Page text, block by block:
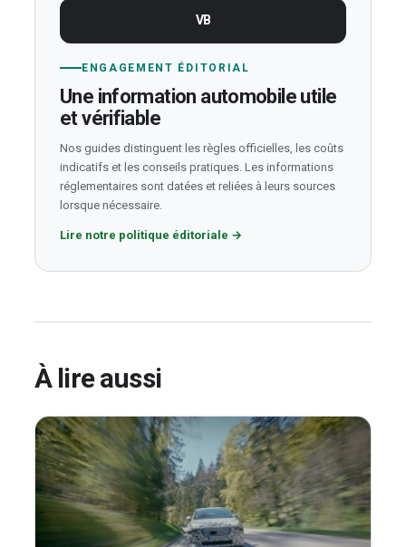
VB
ENGAGEMENT ÉDITORIAL
Une information automobile utile
et vérifiable
Nos guides distinguent les règles officielles, les coûts
indicatifs et les conseils pratiques. Les informations
réglementaires sont datées et reliées à leurs sources
lorsque nécessaire.
Lire notre politique éditoriale →
À lire aussi